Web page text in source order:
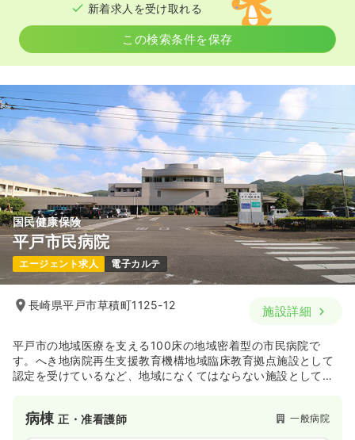
新着求人を受け取れる
この検索条件を保存
国民健康保険
平戸市民病院
エージェント求人 電子カルテ
長崎県平戸市草積町1125-12 施設詳細
平戸市の地域医療を支える100床の地域密着型の市民病院で
す。へき地病院再生支援教育機構地域臨床教育拠点施設として
認定を受けているなど、地域になくてはならない施設として、
病棟正・准看護師 一般病院